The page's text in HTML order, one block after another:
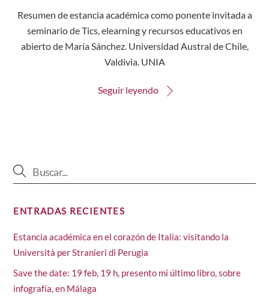
Resumen de estancia académica como ponente invitada a
seminario de Tics, elearning y recursos educativos en
abierto de María Sánchez. Universidad Austral de Chile,
Valdivia. UNIA
Seguir leyendo
ENTRADAS RECIENTES
Estancia académica en el corazón de Italia: visitando la
Università per Stranieri di Perugia
Save the date: 19 feb, 19 h, presento mi último libro, sobre
infografía, en Málaga